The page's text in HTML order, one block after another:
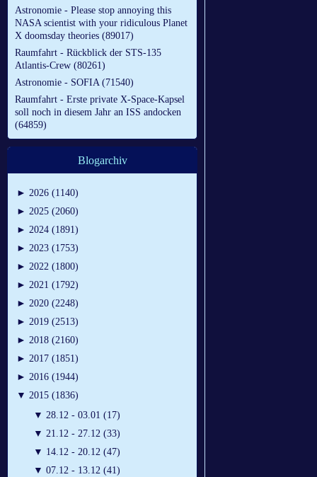
Astronomie - Please stop annoying this
NASA scientist with your ridiculous Planet
X doomsday theories (89017)
Raumfahrt - Rückblick der STS-135
Atlantis-Crew (80261)
Astronomie - SOFIA (71540)
Raumfahrt - Erste private X-Space-Kapsel
soll noch in diesem Jahr an ISS andocken
(64859)
Blogarchiv
► 2026 (1140)
► 2025 (2060)
► 2024 (1891)
► 2023 (1753)
► 2022 (1800)
► 2021 (1792)
► 2020 (2248)
► 2019 (2513)
► 2018 (2160)
► 2017 (1851)
► 2016 (1944)
▼ 2015 (1836)
▼ 28.12 - 03.01 (17)
▼ 21.12 - 27.12 (33)
▼ 14.12 - 20.12 (47)
▼ 07.12 - 13.12 (41)